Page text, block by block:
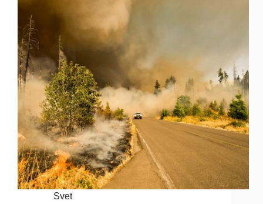
Svet